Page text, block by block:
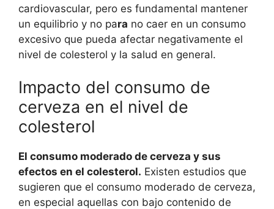
cardiovascular, pero es fundamental mantener
un equilibrio y no para no caer en un consumo
excesivo que pueda afectar negativamente el
nivel de colesterol y la salud en general.
Impacto del consumo de
cerveza en el nivel de
colesterol
El consumo moderado de cerveza y sus
efectos en el colesterol. Existen estudios que
sugieren que el consumo moderado de cerveza,
en especial aquellas con bajo contenido de